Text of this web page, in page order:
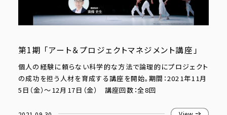
第1期 「アート＆プロジェクトマネジメント講座」
個人の経験に頼らない科学的な方法で論理的にプロジェクト
の成功を担う人材を育成する講座を開始。期間：2021年11月
5日（金）〜12月17日（金） 講座回数：全8回